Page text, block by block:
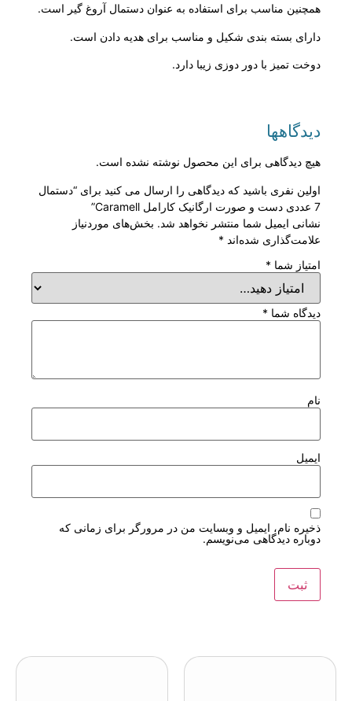
همچنین مناسب برای استفاده به عنوان دستمال آروغ گیر است.
دارای بسته بندی شکیل و مناسب برای هدیه دادن است.
دوخت تمیز با دور دوزی زیبا دارد.
دیدگاهها
هیچ دیدگاهی برای این محصول نوشته نشده است.
اولین نفری باشید که دیدگاهی را ارسال می کنید برای “دستمال
7 عددی دست و صورت ارگانیک کارامل Caramell”
نشانی ایمیل شما منتشر نخواهد شد. بخش‌های موردنیاز
علامت‌گذاری شده‌اند *
امتیاز شما *
دیدگاه شما *
نام
ایمیل
ذخیره نام، ایمیل و وبسایت من در مرورگر برای زمانی که
دوباره دیدگاهی می‌نویسم.